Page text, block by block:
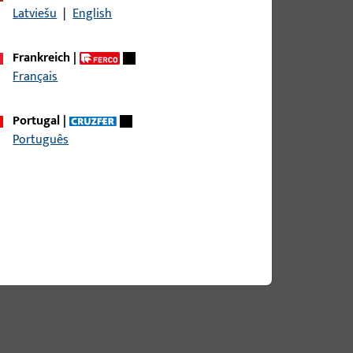
Latviešu | English
Frankreich|
Français
Portugal|
Português